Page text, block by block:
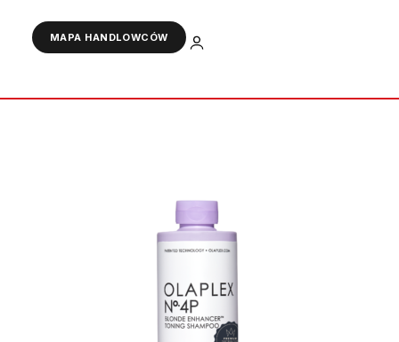
MAPA HANDLOWCÓW ZALOGUJ
No. 4P BLONDE ENHANCER TONING SHAMPOO 250ml
No.4P